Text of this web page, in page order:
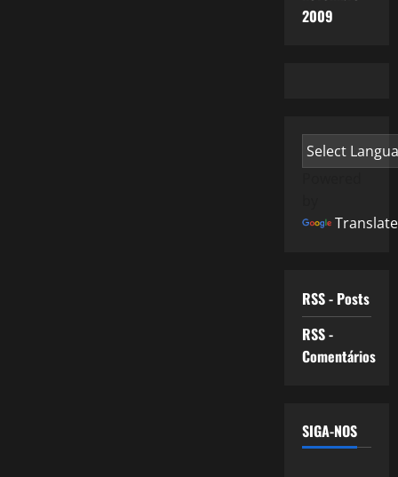
2009
Translate
RSS - Posts
RSS -
Comentários
SIGA-NOS